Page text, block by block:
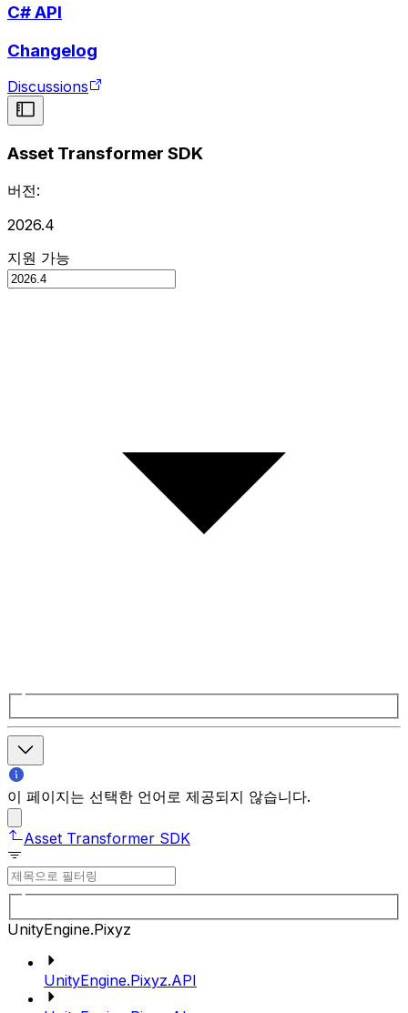
C# API
Changelog
Discussions
Asset Transformer SDK
버전:
2026.4
지원 가능
이 페이지는 선택한 언어로 제공되지 않습니다.
Asset Transformer SDK
UnityEngine.Pixyz
UnityEngine.Pixyz.API